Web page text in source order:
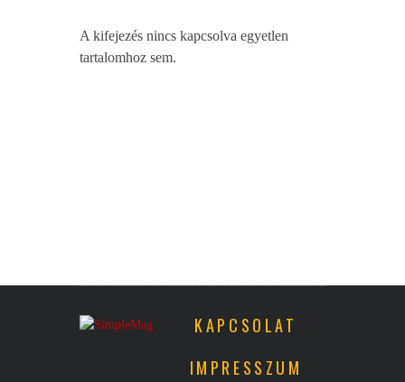
A kifejezés nincs kapcsolva egyetlen
tartalomhoz sem.
KAPCSOLAT
IMPRESSZUM